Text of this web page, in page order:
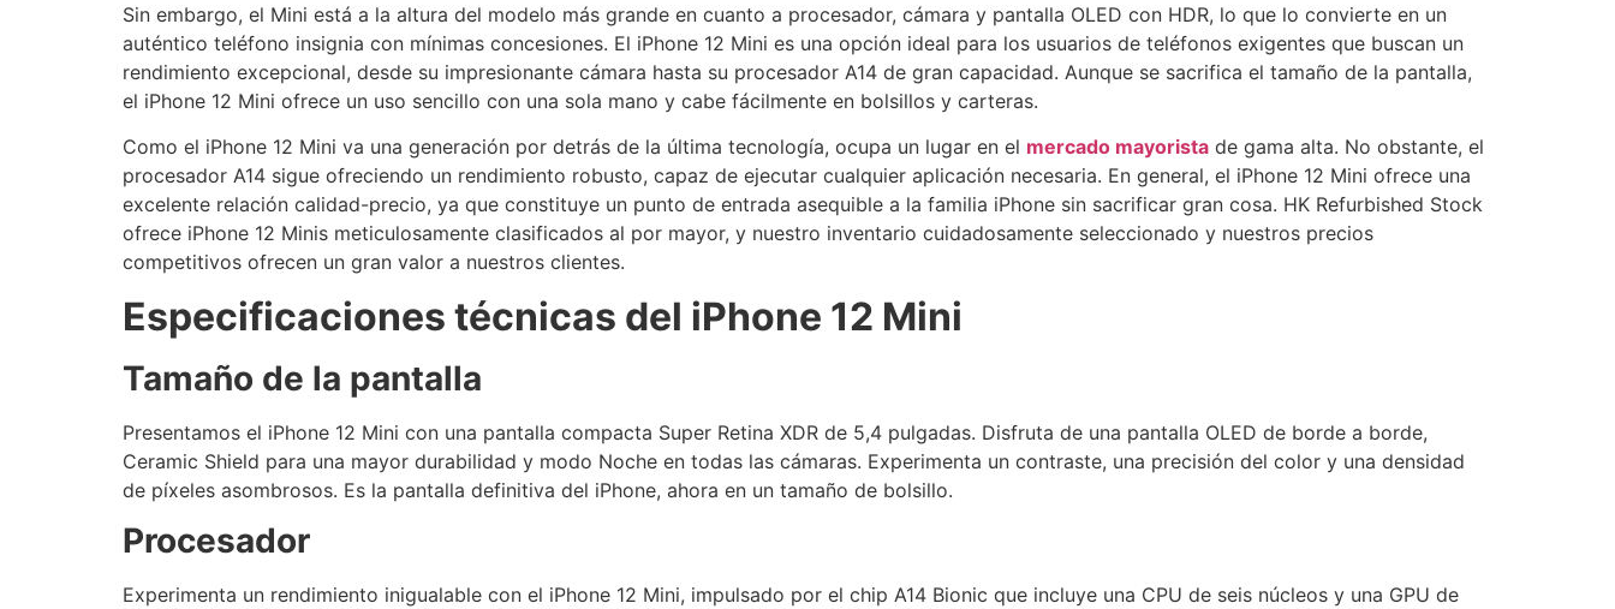
Sin embargo, el Mini está a la altura del modelo más grande en cuanto a procesador, cámara y pantalla OLED con HDR, lo que lo convierte en un
auténtico teléfono insignia con mínimas concesiones. El iPhone 12 Mini es una opción ideal para los usuarios de teléfonos exigentes que buscan un
rendimiento excepcional, desde su impresionante cámara hasta su procesador A14 de gran capacidad. Aunque se sacrifica el tamaño de la pantalla,
el iPhone 12 Mini ofrece un uso sencillo con una sola mano y cabe fácilmente en bolsillos y carteras.
Como el iPhone 12 Mini va una generación por detrás de la última tecnología, ocupa un lugar en el mercado mayorista de gama alta. No obstante, el
procesador A14 sigue ofreciendo un rendimiento robusto, capaz de ejecutar cualquier aplicación necesaria. En general, el iPhone 12 Mini ofrece una
excelente relación calidad-precio, ya que constituye un punto de entrada asequible a la familia iPhone sin sacrificar gran cosa. HK Refurbished Stock
ofrece iPhone 12 Minis meticulosamente clasificados al por mayor, y nuestro inventario cuidadosamente seleccionado y nuestros precios
competitivos ofrecen un gran valor a nuestros clientes.
Especificaciones técnicas del iPhone 12 Mini
Tamaño de la pantalla
Presentamos el iPhone 12 Mini con una pantalla compacta Super Retina XDR de 5,4 pulgadas. Disfruta de una pantalla OLED de borde a borde,
Ceramic Shield para una mayor durabilidad y modo Noche en todas las cámaras. Experimenta un contraste, una precisión del color y una densidad
de píxeles asombrosos. Es la pantalla definitiva del iPhone, ahora en un tamaño de bolsillo.
Procesador
Experimenta un rendimiento inigualable con el iPhone 12 Mini, impulsado por el chip A14 Bionic que incluye una CPU de seis núcleos y una GPU de